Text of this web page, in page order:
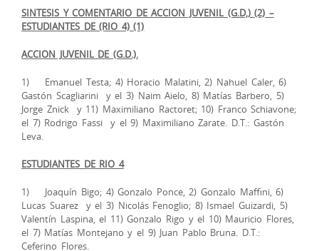
SINTESIS Y COMENTARIO DE ACCION JUVENIL (G.D,) (2) –
ESTUDIANTES DE (RIO 4) (1)
ACCION JUVENIL DE (G.D.).
1) Emanuel Testa; 4) Horacio Malatini, 2) Nahuel Caler, 6)
Gastón Scagliarini y el 3) Naim Aielo, 8) Matías Barbero, 5)
Jorge Znick y 11) Maximiliano Ractoret; 10) Franco Schiavone;
el 7) Rodrigo Fassi y el 9) Maximiliano Zarate. D.T.: Gastón
Leva.
ESTUDIANTES DE RIO 4
1) Joaquín Bigo; 4) Gonzalo Ponce, 2) Gonzalo Maffini, 6)
Lucas Suarez y el 3) Nicolás Fenoglio; 8) Ismael Guizardi, 5)
Valentín Laspina, el 11) Gonzalo Rigo y el 10) Mauricio Flores,
el 7) Matías Montejano y el 9) Juan Pablo Bruna. D.T.:
Ceferino Flores.